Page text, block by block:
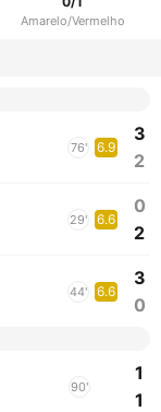
Amarelo/Vermelho
76' 6.9
3
2
29' 6.6
0
2
44' 6.6
3
0
90'
1
1